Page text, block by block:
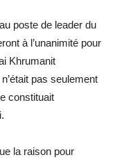
poste de leader du
à l’unanimité pour
Khrumanit
pas seulement
constituait
la raison pour